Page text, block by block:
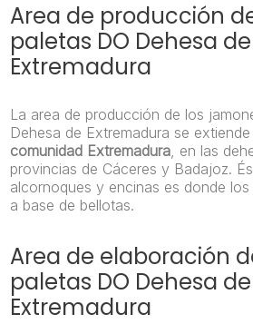
Area de producción
paletas DO Dehesa de
Extremadura
La area de producción de los
Dehesa de Extremadura se
comunidad Extremadura, en las
provincias de Cáceres y Badajoz.
alcornoques y encinas es donde
a base de bellotas.
Area de elaboración
paletas DO Dehesa de
Extremadura